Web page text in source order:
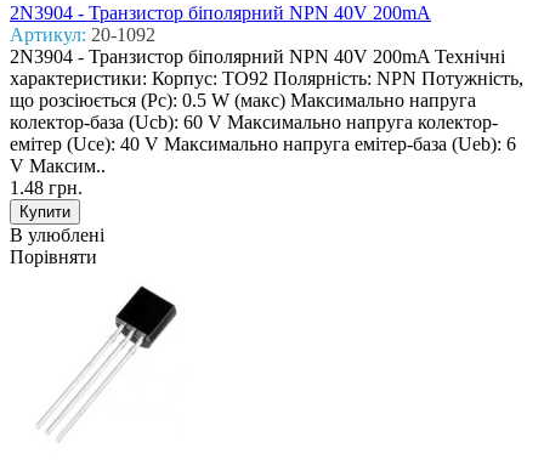
2N3904 - Транзистор біполярний NPN 40V 200mA
Артикул: 20-1092
2N3904 - Транзистор біполярний NPN 40V 200mA Технічні
характеристики: Корпус: TO92 Полярність: NPN Потужність,
що розсіюється (Pc): 0.5 W (макс) Макcимально напруга
колектор-база (Ucb): 60 V Макcимально напруга колектор-
емітер (Uce): 40 V Макcимально напруга емітер-база (Ueb): 6
V Макcим..
1.48 грн.
В улюблені
Порівняти